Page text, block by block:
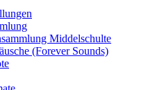
Middelschulte
(Forever Sounds)